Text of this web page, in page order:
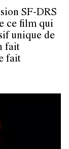
SF-DRS
ce film qui
unique de
fait
fait